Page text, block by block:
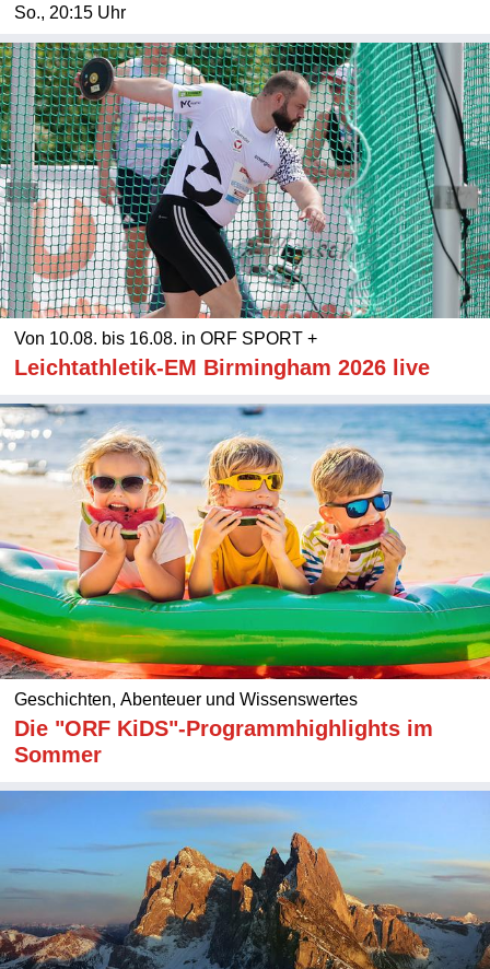
So., 20:15 Uhr
Von 10.08. bis 16.08. in ORF SPORT +
Leichtathletik-EM Birmingham 2026 live
Geschichten, Abenteuer und Wissenswertes
Die "ORF KiDS"-Programmhighlights im
Sommer